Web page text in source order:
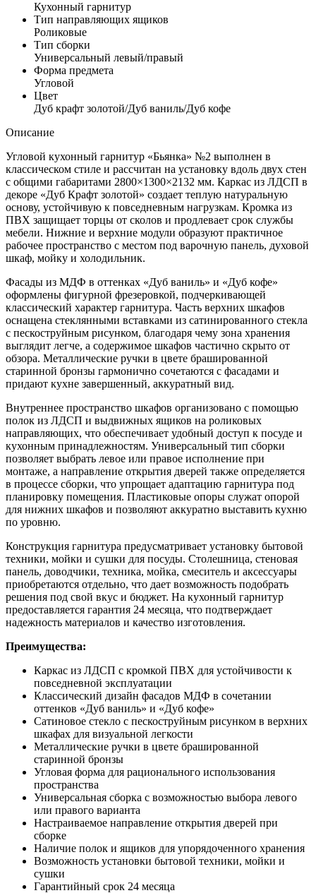
Кухонный гарнитур
Тип направляющих ящиков
Роликовые
Тип сборки
Универсальный левый/правый
Форма предмета
Угловой
Цвет
Дуб крафт золотой/Дуб ваниль/Дуб кофе
Описание
Угловой кухонный гарнитур «Бьянка» №2 выполнен в
классическом стиле и рассчитан на установку вдоль двух стен
с общими габаритами 2800×1300×2132 мм. Каркас из ЛДСП в
декоре «Дуб Крафт золотой» создает теплую натуральную
основу, устойчивую к повседневным нагрузкам. Кромка из
ПВХ защищает торцы от сколов и продлевает срок службы
мебели. Нижние и верхние модули образуют практичное
рабочее пространство с местом под варочную панель, духовой
шкаф, мойку и холодильник.
Фасады из МДФ в оттенках «Дуб ваниль» и «Дуб кофе»
оформлены фигурной фрезеровкой, подчеркивающей
классический характер гарнитура. Часть верхних шкафов
оснащена стеклянными вставками из сатинированного стекла
с пескоструйным рисунком, благодаря чему зона хранения
выглядит легче, а содержимое шкафов частично скрыто от
обзора. Металлические ручки в цвете брашированной
старинной бронзы гармонично сочетаются с фасадами и
придают кухне завершенный, аккуратный вид.
Внутреннее пространство шкафов организовано с помощью
полок из ЛДСП и выдвижных ящиков на роликовых
направляющих, что обеспечивает удобный доступ к посуде и
кухонным принадлежностям. Универсальный тип сборки
позволяет выбрать левое или правое исполнение при
монтаже, а направление открытия дверей также определяется
в процессе сборки, что упрощает адаптацию гарнитура под
планировку помещения. Пластиковые опоры служат опорой
для нижних шкафов и позволяют аккуратно выставить кухню
по уровню.
Конструкция гарнитура предусматривает установку бытовой
техники, мойки и сушки для посуды. Столешница, стеновая
панель, доводчики, техника, мойка, смеситель и аксессуары
приобретаются отдельно, что дает возможность подобрать
решения под свой вкус и бюджет. На кухонный гарнитур
предоставляется гарантия 24 месяца, что подтверждает
надежность материалов и качество изготовления.
Преимущества:
Каркас из ЛДСП с кромкой ПВХ для устойчивости к
повседневной эксплуатации
Классический дизайн фасадов МДФ в сочетании
оттенков «Дуб ваниль» и «Дуб кофе»
Сатиновое стекло с пескоструйным рисунком в верхних
шкафах для визуальной легкости
Металлические ручки в цвете брашированной
старинной бронзы
Угловая форма для рационального использования
пространства
Универсальная сборка с возможностью выбора левого
или правого варианта
Настраиваемое направление открытия дверей при
сборке
Наличие полок и ящиков для упорядоченного хранения
Возможность установки бытовой техники, мойки и
сушки
Гарантийный срок 24 месяца